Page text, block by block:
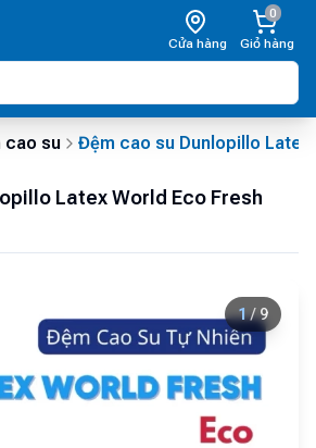
Cửa hàng
0
Giỏ hàng
cao su Đệm cao su Dunlopillo
Latex World Eco Fresh
1 / 9